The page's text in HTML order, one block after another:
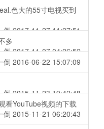
色大的55寸电视买到
倒 2017-11-27 11:27:51
多
倒 2017-11-07 04:26:52
倒 2016-06-22 15:07:09
倒 2015-11-23 19:42:48
看YouTube视频的下载
倒 2015-11-21 06:20:43